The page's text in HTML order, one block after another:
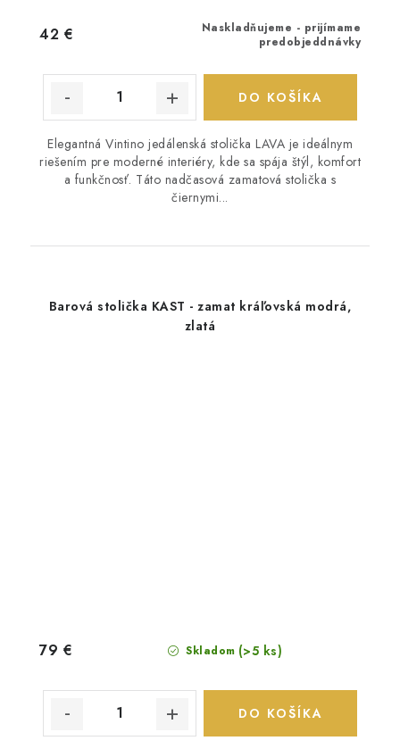
Naskladňujeme - prijímame
predobjeddnávky
42 €
DO KOŠÍKA
Elegantná Vintino jedálenská stolička LAVA je ideálnym
riešením pre moderné interiéry, kde sa spája štýl, komfort
a funkčnosť. Táto nadčasová zamatová stolička s
čiernymi...
Barová stolička KAST - zamat kráľovská modrá,
zlatá
Skladom (>5 ks)
79 €
DO KOŠÍKA